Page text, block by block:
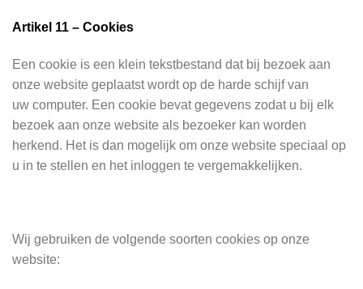
Artikel 11 – Cookies
Een cookie is een klein tekstbestand dat bij bezoek aan
onze website geplaatst wordt op de harde schijf van
uw computer. Een cookie bevat gegevens zodat u bij elk
bezoek aan onze website als bezoeker kan worden
herkend. Het is dan mogelijk om onze website speciaal op
u in te stellen en het inloggen te vergemakkelijken.
Wij gebruiken de volgende soorten cookies op onze
website: